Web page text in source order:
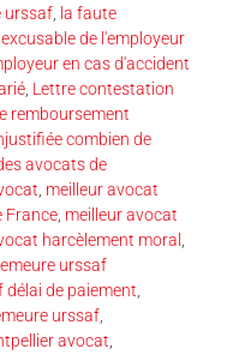
urssaf, la faute
de l'employeur
en cas d'accident
, Lettre contestation
remboursement
combien de
avocats de
, meilleur avocat
France, meilleur avocat
harcèlement moral ,
urssaf
délai de paiement,
urssaf,
avocat,